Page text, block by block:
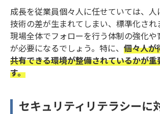
成長を従業員個々人に任せていては、人
技術の差が生まれてしまい、標準化され
現場全体でフォローを行う体制の強化や
が必要になるでしょう。特に、 個々人が
共有できる環境が整備されているかが重
す。
セキュリティリテラシーに